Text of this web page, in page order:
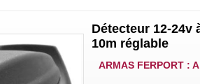
Détecteur 12-
10m réglable
ARMAS FERPORT :